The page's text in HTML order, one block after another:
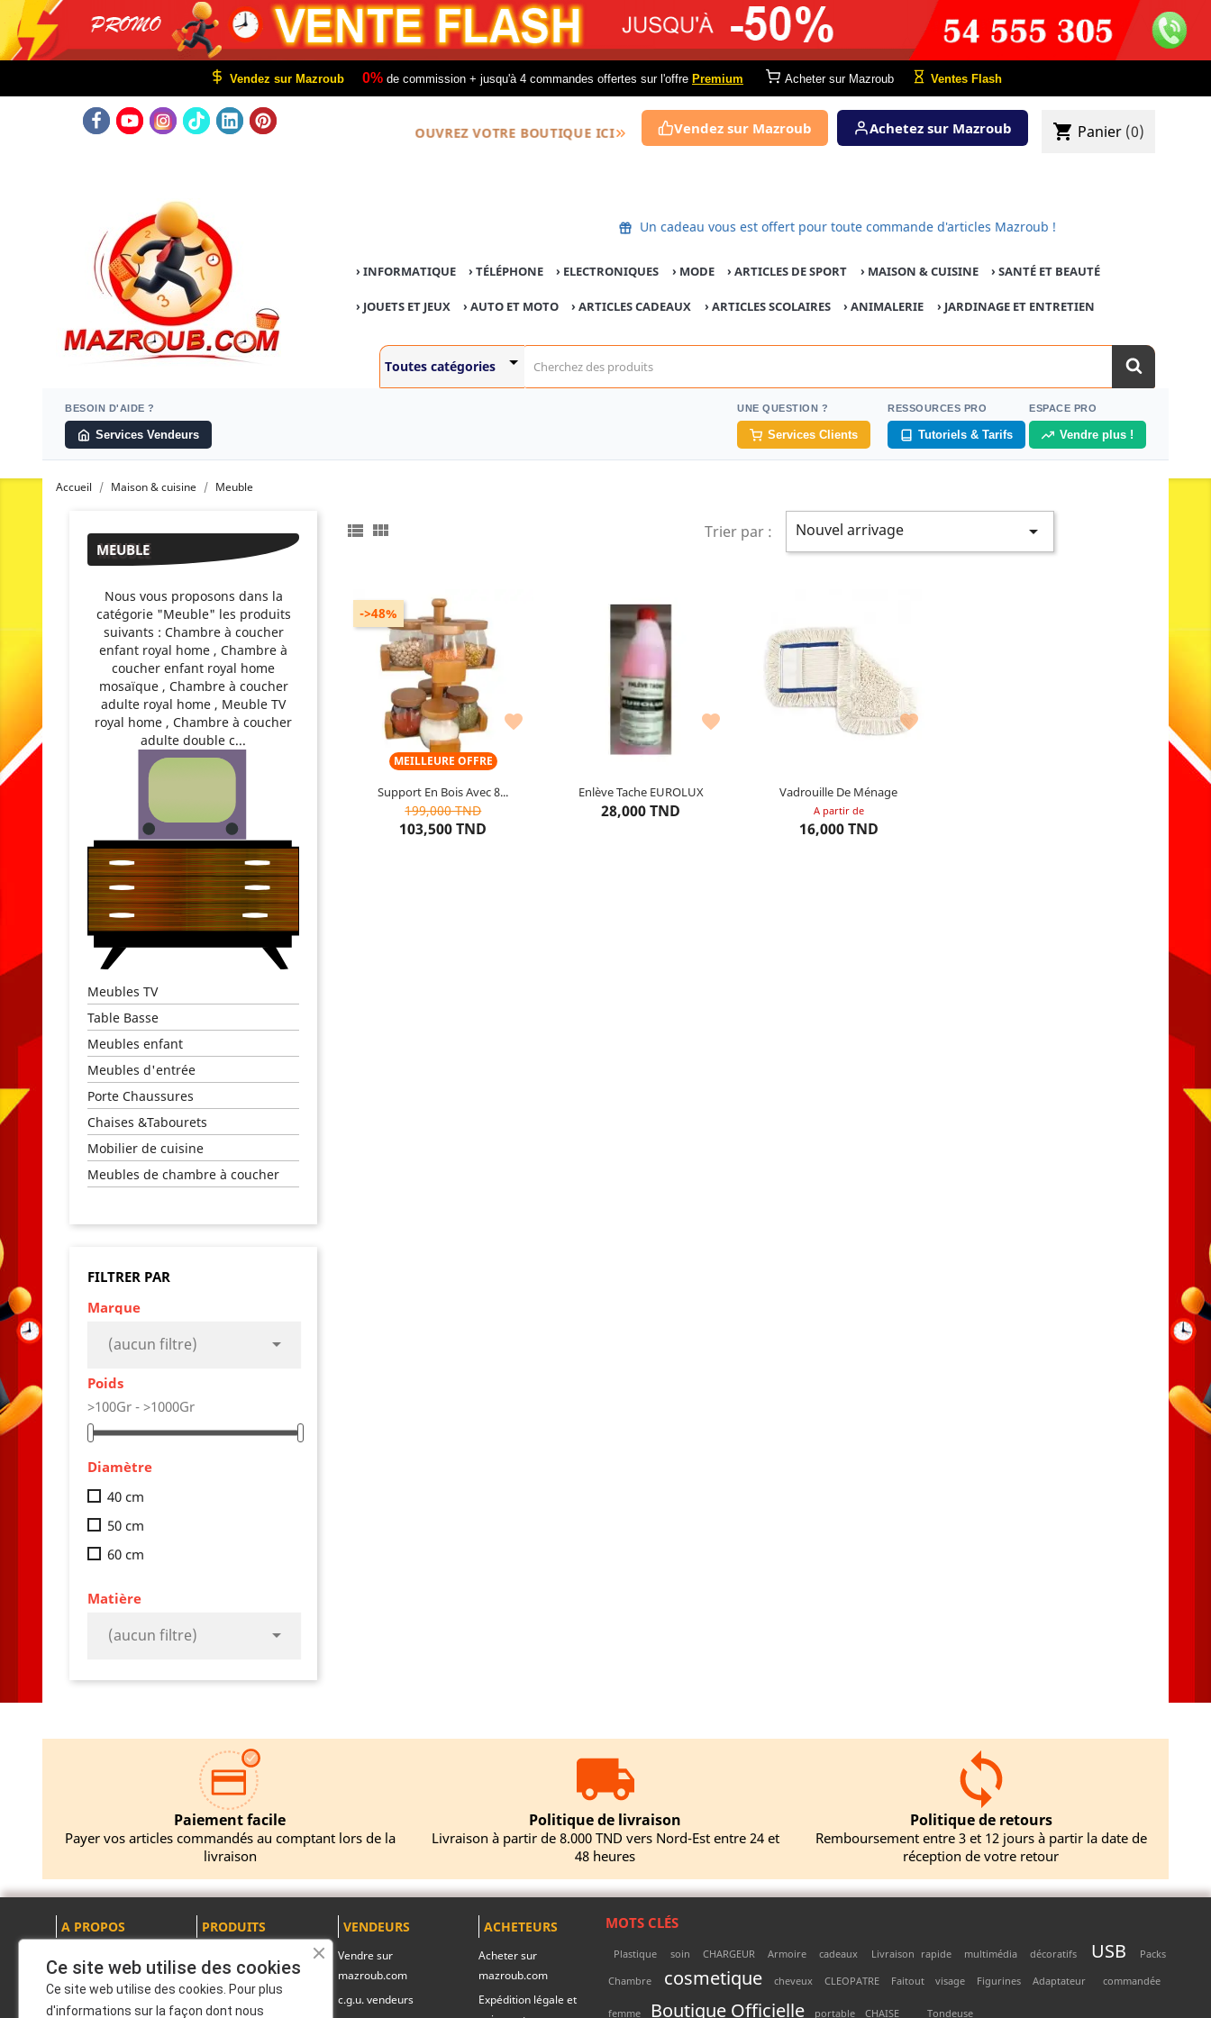
Vendez sur Mazroub 0% de commission + jusqu'à 4 commandes offertes sur l'offre Premium Acheter sur Mazroub Ventes Flash
OUVREZ VOTRE BOUTIQUE ICI Vendez sur Mazroub Achetez sur Mazroub shopping_cart Panier (0)
Un cadeau vous est offert pour toute commande d'articles Mazroub !
› INFORMATIQUE ›TÉLÉPHONE › ELECTRONIQUES › MODE ›ARTICLES DE SPORT › MAISON & CUISINE › SANTÉ ET BEAUTÉ
› JOUETS ET JEUX ›AUTO ET MOTO › ARTICLES CADEAUX › ARTICLES SCOLAIRES ›ANIMALERIE › JARDINAGE ET ENTRETIEN
BESOIN D'AIDE ?
Services Vendeurs
UNE QUESTION ?
Services Clients
RESSOURCES PRO
Tutoriels & Tarifs
ESPACE PRO
Vendre plus !
Accueil Maison & cuisine Meuble
MEUBLE
Nous vous proposons dans la
catégorie "Meuble" les produits
suivants : Chambre à coucher
enfant royal home , Chambre à
coucher enfant royal home
mosaïque , Chambre à coucher
adulte royal home , Meuble TV
royal home , Chambre à coucher
adulte double c...
Meubles TV
Table Basse
Meubles enfant
Meubles d'entrée
Porte Chaussures
Chaises &Tabourets
Mobilier de cuisine
Meubles de chambre à coucher
FILTRER PAR
Marque
(aucun filtre) 
Poids
>100Gr - >1000Gr
Diamètre
40 cm
50 cm
60 cm
Matière
(aucun filtre) 
  Trier par : Nouvel arrivage 

MEILLEURE OFFRE
Support En Bois Avec 8...
199,000 TND
103,500 TND
->48%
Contenu de l’emballage : 8 boite a
épice
Matière : Verre
Matière : Bois
3articles restants

Enlève Tache EUROLUX
28,000 TND
5articles restants

Vadrouille De Ménage
A partir de
16,000 TND
Dernierarticle restant
Paiement facile
Payer vos articles commandés au comptant lors de la
livraison
Politique de livraison
Livraison à partir de 8.000 TND vers Nord-Est entre 24 et
48 heures
Politique de retours
Remboursement entre 3 et 12 jours à partir la date de
réception de votre retour
A PROPOS
Politique de
PRODUITS
Pack produits
VENDEURS
Vendre sur
mazroub.com
c.g.u. vendeurs
ACHETEURS
Acheter sur
mazroub.com
Expédition légale et
MOTS CLÉS
Plastique soin CHARGEUR Armoire cadeaux Livraison rapide multimédia décoratifs USB
Packs
Chambre
cosmetique cheveux CLEOPATRE Faitout visage Figurines Adaptateur commandée
femme Boutique Officielle portable CHAISE Tondeuse
Ce site web utilise des cookies
Ce site web utilise des cookies. Pour plus
d'informations sur la façon dont nous